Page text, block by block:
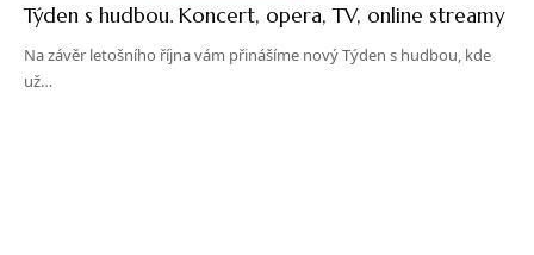
Týden s hudbou. Koncert, opera, TV, online streamy
Na závěr letošního října vám přinášíme nový Týden s hudbou, kde
už…